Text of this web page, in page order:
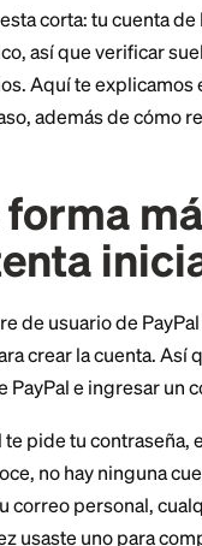
es rápido una
respuesta corta: tu
así que
a paso, además
La
intenta
nombre de
para crear la
de PayPal e